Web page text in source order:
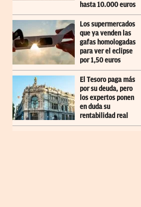
hasta 10.000 euros
Los supermercados
que ya venden las
gafas homologadas
para ver el eclipse
por 1,50 euros
El Tesoro paga más
por su deuda, pero
los expertos ponen
en duda su
rentabilidad real